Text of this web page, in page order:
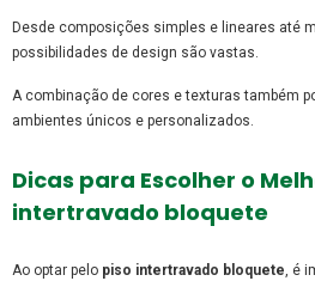
Desde composições simples e lineares até
possibilidades de design são vastas.
A combinação de cores e texturas também
ambientes únicos e personalizados.
Dicas para Escolher o
intertravado bloquete
Ao optar pelo piso intertravado bloquete , é